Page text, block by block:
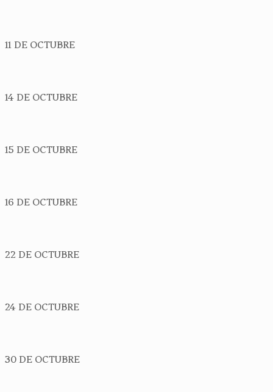
11 DE OCTUBRE
14 DE OCTUBRE
15 DE OCTUBRE
16 DE OCTUBRE
22 DE OCTUBRE
24 DE OCTUBRE
30 DE OCTUBRE